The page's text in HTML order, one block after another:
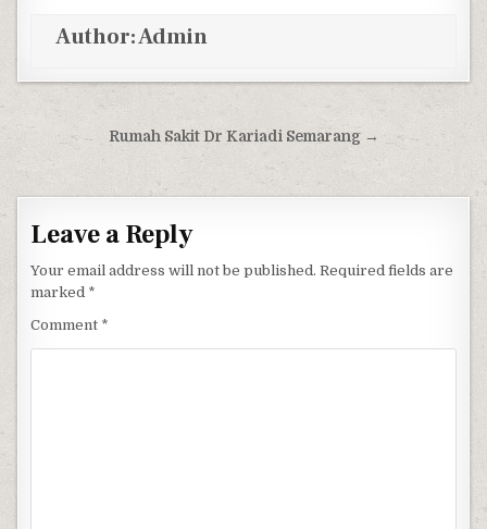
Author:Admin
Post navigation
Rumah Sakit Dr Kariadi Semarang →
Leave a Reply
Your email address will not be published. Required fields are
marked *
Comment *